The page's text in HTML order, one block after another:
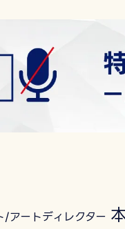
/アートディレクター